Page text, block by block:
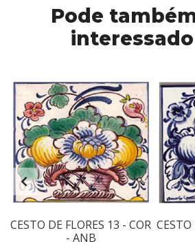
Pode
CESTO DE FLORES 13 - COR
- ANB